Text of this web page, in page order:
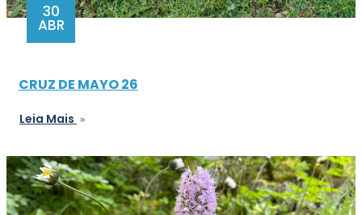
30
ABR
CRUZ DE MAYO 26
Leia Mais